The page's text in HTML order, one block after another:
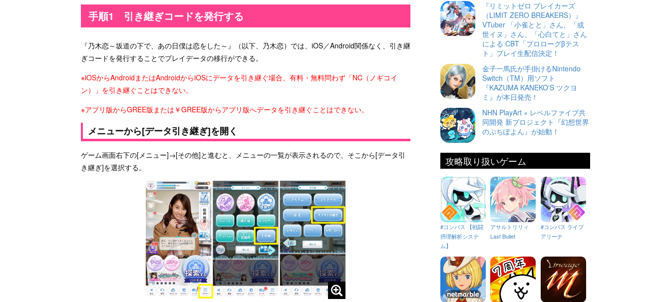
手順1 引き継ぎコードを発行する
『乃木恋～坂道の下で、あの日僕は恋をした～』（以下、乃木恋）では、iOS／Android関係なく、引き継
ぎコードを発行することでプレイデータの移行ができる。
※iOSからAndroidまたはAndroidからiOSにデータを引き継ぐ場合、有料・無料問わず「NC（ノギコイ
ン）」を引き継ぐことはできない。
※アプリ版からGREE版または￥GREE版からアプリ版へデータを引き継ぐことはできない。
メニューから[データ引き継ぎ]を開く
ゲーム画面右下の[メニュー]→[その他]と進むと、メニューの一覧が表示されるので、そこから[データ引
き継ぎ]を選択する。
『リミットゼロ ブレイカーズ
（LIMIT ZERO BREAKERS）』
VTuber 「小雀とと」さん、「或
世イヌ」さん、「心白てと」さん
による CBT「プロローグβテス
ト」プレイ生配信決定！
金子一馬氏が手掛けるNintendo
Switch（TM）用ソフト
『KAZUMA KANEKO'S ツクヨ
ミ』が本日発売！
NHN PlayArt × レベルファイブ共
同開発 新プロジェクト『幻想世界
のぷちぽよん』が始動！
攻略取り扱いゲーム
#コンパス 【戦闘
摂理解析システ
ム】
アサルトリリィ
Last Bullet
#コンパス ライブ
アリーナ